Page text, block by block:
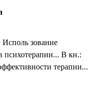
Исполь зование
психотерапии... В кн.:
терапии...